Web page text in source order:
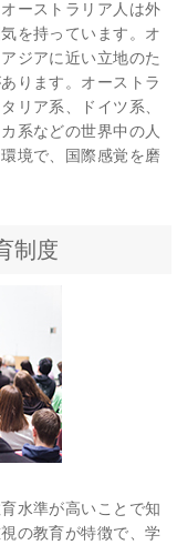
ーストラリア人は外
を持っています。オ
ジアに近い立地のた
ります。オーストラ
リア系、ドイツ系、
系などの世界中の人
境で、国際感覚を磨
制度
水準が高いことで知
の教育が特徴で、学